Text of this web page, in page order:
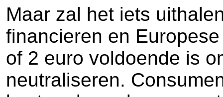
Maar zal het iets
financieren en
of 2 euro voldoende is
neutraliseren.